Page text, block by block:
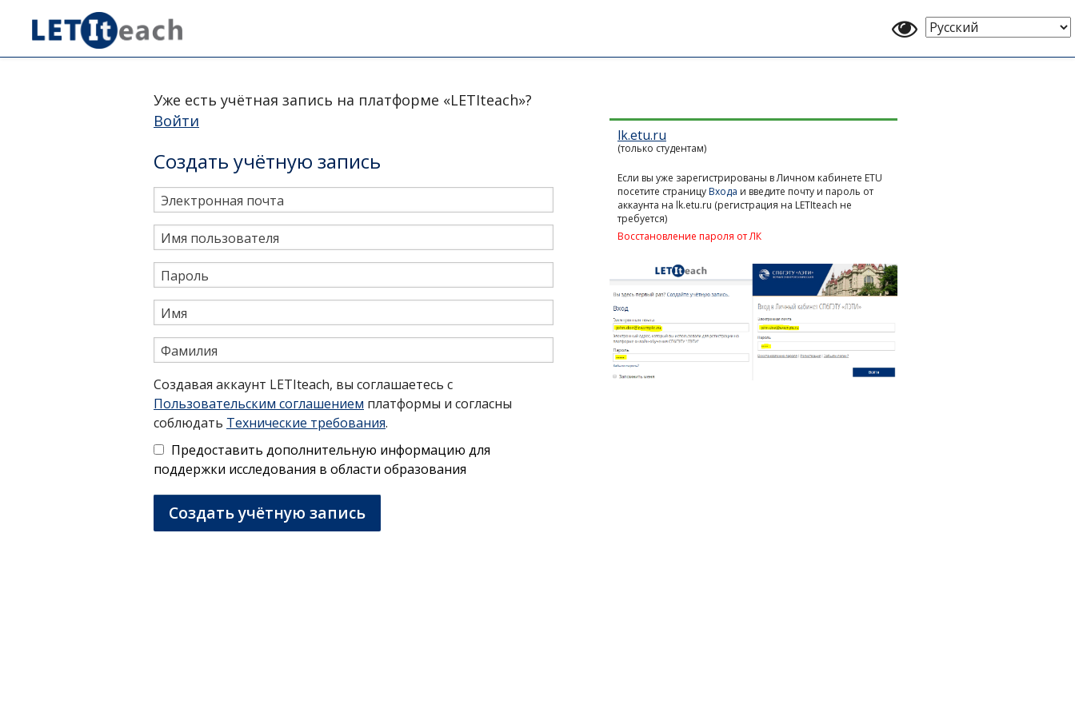
Выберите
Уже есть учётная запись на платформе «LETIteach»?
Войти
Создать учётную запись
Электронная почта
Имя пользователя
Пароль
Имя
Фамилия
Создавая аккаунт LETIteach, вы соглашаетесь с
Пользовательским соглашением платформы и согласны
соблюдать Технические требования.
Предоставить дополнительную информацию для
поддержки исследования в области образования
Создать учётную запись
Учётная
запись
lk.etu.ru
(только студентам)
Если вы уже зарегистрированы в Личном кабинете ETU
посетите страницуВхода и введите почту и пароль от
аккаунта на lk.etu.ru (регистрация на LETIteach не
требуется)
Восстановление пароля от ЛК